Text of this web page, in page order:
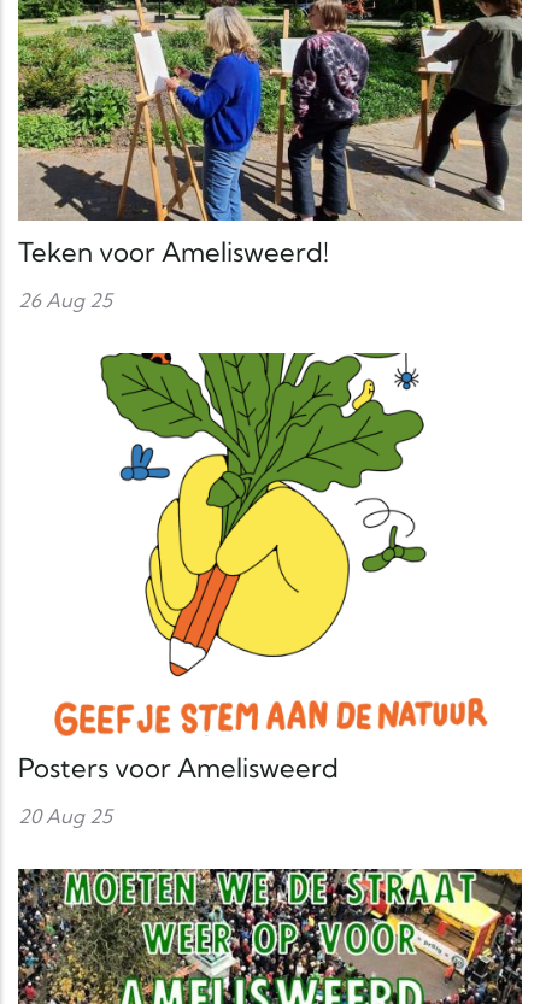
Teken voor Amelisweerd!
26 Aug 25
Posters voor Amelisweerd
20 Aug 25